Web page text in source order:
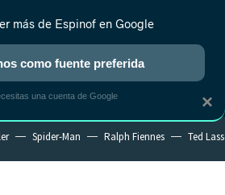
NUEVO
REALITY ANIME RANKINGS CINE
Spider-Man Ralph Fiennes Ted
×
más de Espinof en Google
como fuente preferida
una cuenta de Google